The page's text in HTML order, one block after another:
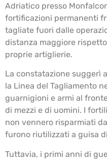
Adriatico presso
fortificazioni permanenti
tagliate fuori dalle
distanza maggiore
proprie artiglierie.
La constatazione suggerì
la Linea del Tagliamento
guarnigioni e armi al
di mezzi e di uomini. I
non vennero risparmiati
furono riutilizzati a guisa
Tuttavia, i primi anni di